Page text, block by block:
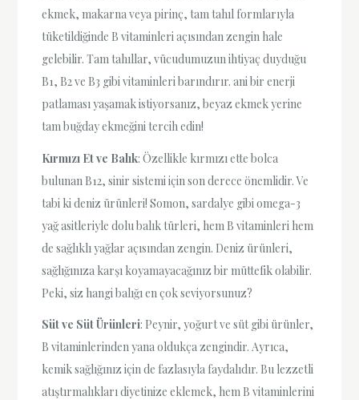
ekmek, makarna veya pirinç, tam tahıl formlarıyla
tüketildiğinde B vitaminleri açısından zengin hale
gelebilir. Tam tahıllar, vücudumuzun ihtiyaç duyduğu
B1, B2 ve B3 gibi vitaminleri barındırır. ani bir enerji
patlaması yaşamak istiyorsanız, beyaz ekmek yerine
tam buğday ekmeğini tercih edin!
Kırmızı Et ve Balık: Özellikle kırmızı ette bolca
bulunan B12, sinir sistemi için son derece önemlidir. Ve
tabi ki deniz ürünleri! Somon, sardalye gibi omega-3
yağ asitleriyle dolu balık türleri, hem B vitaminleri hem
de sağlıklı yağlar açısından zengin. Deniz ürünleri,
sağlığınıza karşı koyamayacağınız bir müttefik olabilir.
Peki, siz hangi balığı en çok seviyorsunuz?
Süt ve Süt Ürünleri: Peynir, yoğurt ve süt gibi ürünler,
B vitaminlerinden yana oldukça zengindir. Ayrıca,
kemik sağlığınız için de fazlasıyla faydalıdır. Bu lezzetli
atıştırmalıkları diyetinize eklemek, hem B vitaminlerini